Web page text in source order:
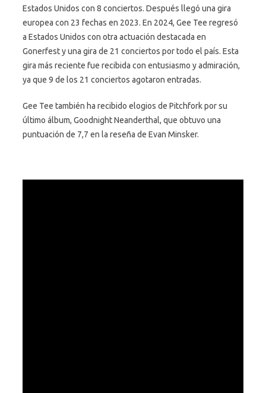
Estados Unidos con 8 conciertos. Después llegó una gira
europea con 23 fechas en 2023. En 2024, Gee Tee regresó
a Estados Unidos con otra actuación destacada en
Gonerfest y una gira de 21 conciertos por todo el país. Esta
gira más reciente fue recibida con entusiasmo y admiración,
ya que 9 de los 21 conciertos agotaron entradas.
Gee Tee también ha recibido elogios de Pitchfork por su
último álbum, Goodnight Neanderthal, que obtuvo una
puntuación de 7,7 en la reseña de Evan Minsker.